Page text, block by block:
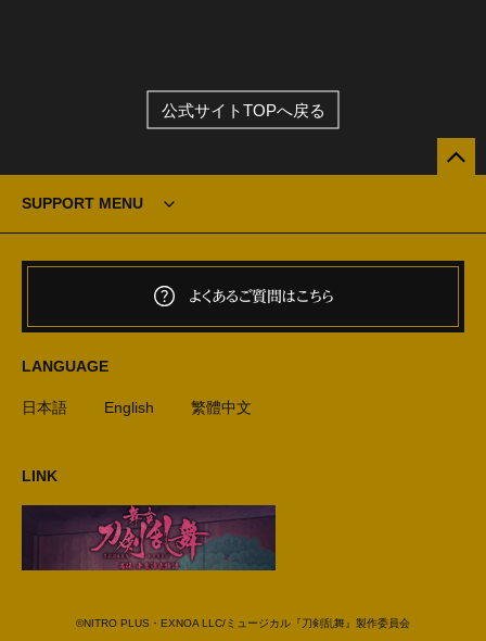
公式サイトTOPへ戻る
SUPPORT MENU
よくあるご質問はこちら
LANGUAGE
日本語 English 繁體中文
LINK
©NITRO PLUS・EXNOA LLC/ミュージカル『刀剣乱舞』製作委員会